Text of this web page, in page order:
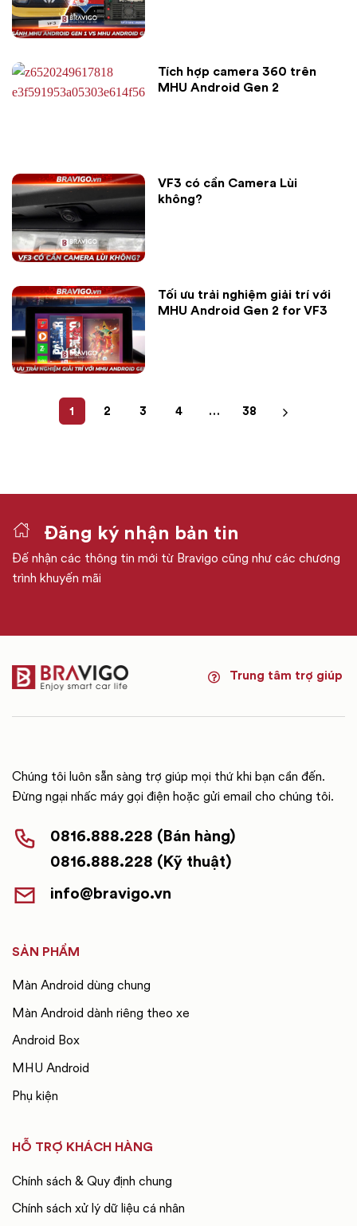
Tích hợp camera 360 trên
MHU Android Gen 2
VF3 có cần Camera Lùi
không?
Tối ưu trải nghiệm giải trí với
MHU Android Gen 2 for VF3
1 2 3 4 … 38
Đăng ký nhận bản tin
Đế nhận các thông tin mới từ Bravigo cũng như các chương
trình khuyến mãi
Trung tâm trợ giúp
Chúng tôi luôn sẵn sàng trợ giúp mọi thứ khi bạn cần đến.
Đừng ngại nhấc máy gọi điện hoặc gửi email cho chúng tôi.
0816.888.228 (Bán hàng)
0816.888.228 (Kỹ thuật)
info@bravigo.vn
SẢN PHẨM
Màn Android dùng chung
Màn Android dành riêng theo xe
Android Box
MHU Android
Phụ kiện
HỖ TRỢ KHÁCH HÀNG
Chính sách & Quy định chung
Chính sách xử lý dữ liệu cá nhân